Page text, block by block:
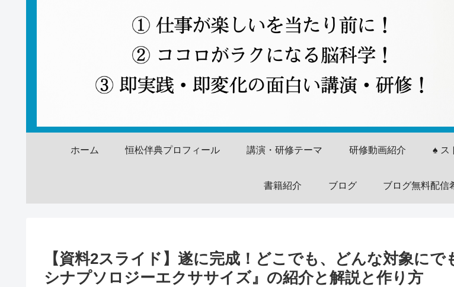
ホーム 恒松伴典プロフィール 講演・研修テーマ 研修動画紹介 ♠ ス
書籍紹介 ブログ ブログ無料配信
【資料2スライド】遂に完成！どこでも、どんな対象に
シナプソロジーエクササイズ』の紹介と解説と作り方